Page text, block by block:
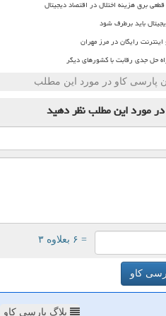
قطعی برق هزینه اختلال در اقتصاد دیجیتال
باید برطرف شود
رایگان در مرز مهران
حل جدی رقابت با کشورهای دیگر
پارسی کاو در مورد این مطلب
در مورد این مطلبنظر دهید
= ۶ بعلاوه ۳
کاو
بلاگ پارسی کاو